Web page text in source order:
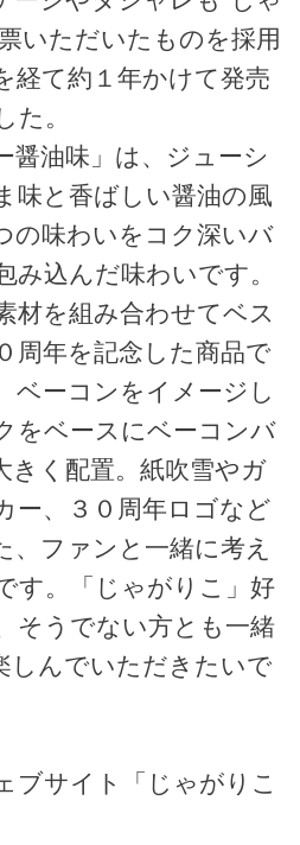
いただいたものを採用
経て約１年かけて発売
た。
油味」は、ジューシ
味と香ばしい醤油の風
の味わいをコク深いバ
み込んだ味わいです。
材を組み合わせてベス
周年を記念した商品で
ベーコンをイメージし
をベースにベーコンバ
きく配置。紙吹雪やガ
ー、３０周年ロゴなど
、ファンと一緒に考え
す。「じゃがりこ」好
そうでない方とも一緒
しんでいただきたいで
ブサイト「じゃがりこ